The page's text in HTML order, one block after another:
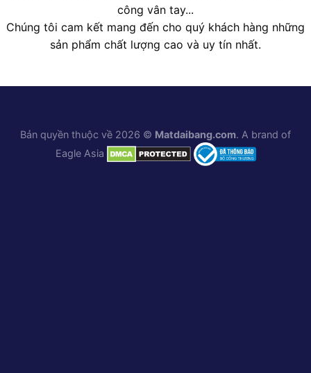
công vân tay...
Chúng tôi cam kết mang đến cho quý khách hàng những
sản phẩm chất lượng cao và uy tín nhất.
Bản quyền thuộc về 2026 © Matdaibang.com. A brand of
Eagle Asia